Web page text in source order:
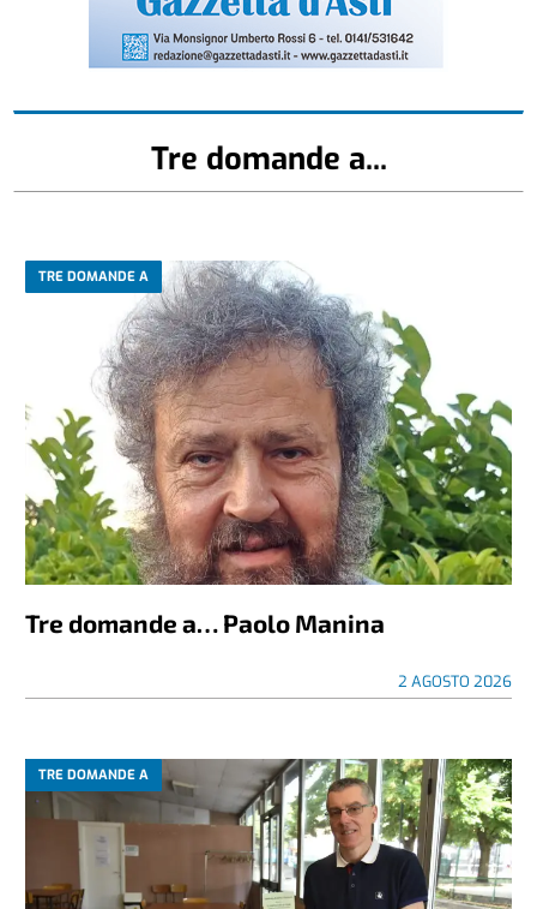
Tre domande a...
TRE DOMANDE A
Tre domande a… Paolo Manina
2 AGOSTO 2026
TRE DOMANDE A